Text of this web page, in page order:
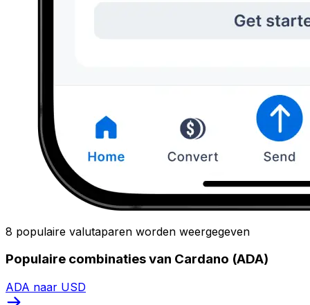
8 populaire valutaparen worden weergegeven
Populaire combinaties van Cardano (ADA)
ADA naar USD